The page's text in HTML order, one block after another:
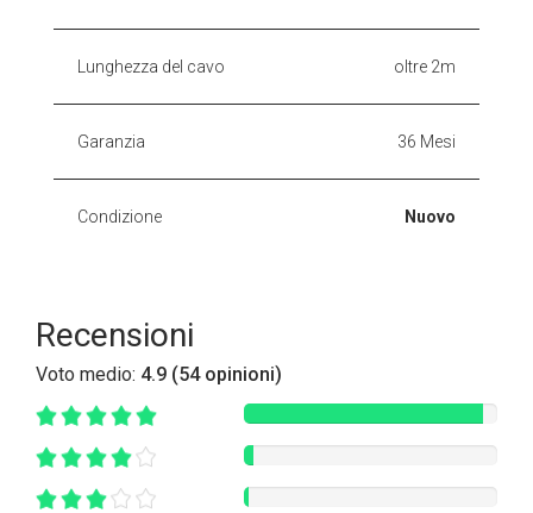
Lunghezza del cavo oltre 2m
Garanzia 36 Mesi
Condizione Nuovo
Recensioni
Voto medio: 4.9 (54 opinioni)